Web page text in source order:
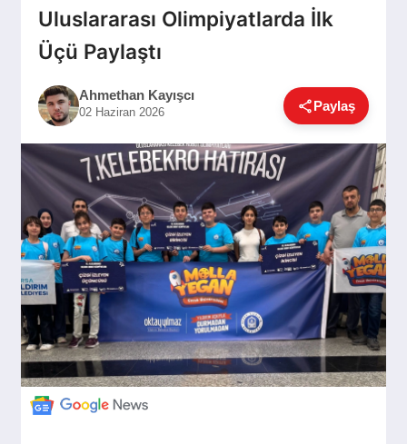
EĞITIM
EKONOMI
DÜNYA
SAĞLIK
Uluslararası Olimpiyatlarda İlk
Üçü Paylaştı
Ahmethan Kayışcı
02 Haziran 2026 Paylaş